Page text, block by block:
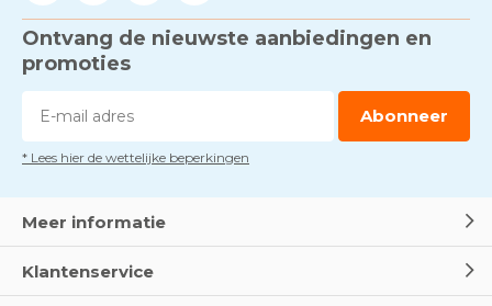
Voorkom brand met
DoorMarco van Arbowinkel.nl
Dag van de BHV - Als elke
Ontvang de nieuwste aanbiedingen en
promoties
Abonneer
* Lees hier de wettelijke beperkingen
Meer informatie
Klantenservice